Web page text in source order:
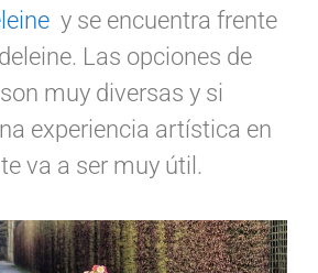
y se encuentra frente
Las opciones de
muy diversas y si
experiencia artística en
va a ser muy útil.